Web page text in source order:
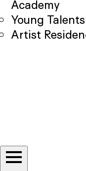
Academy
Young
Artist